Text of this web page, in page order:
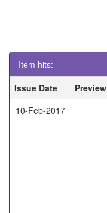
Item hits:
Issue Date
Preview
10-Feb-2017